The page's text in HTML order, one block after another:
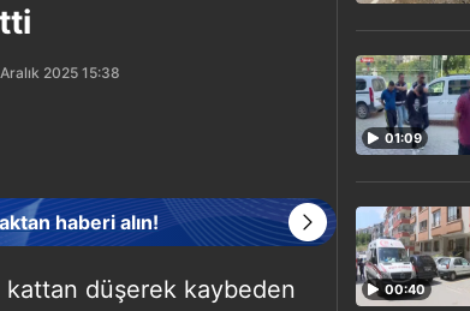
2025 15:38
haberi alın!
düşerek kaybeden
01:09
00:40